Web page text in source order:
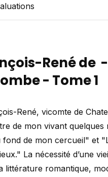
René de -
- Tome 1
René, vicomte de
de mon vivant quelques
de mon cercueil" et
La nécessité d’une
littérature romantique,